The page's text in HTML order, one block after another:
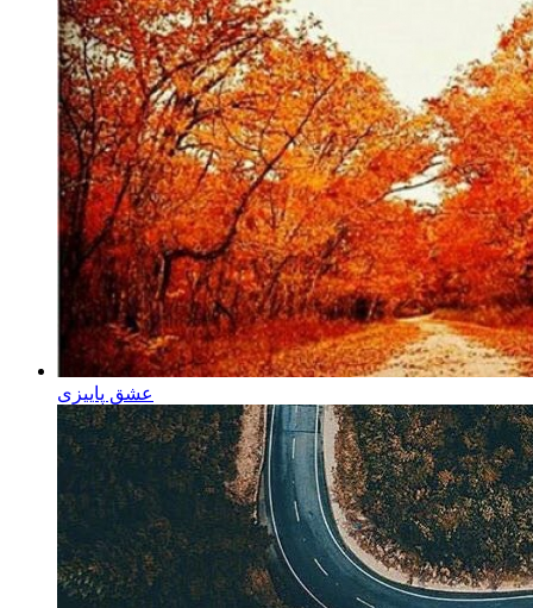
عشق پاییزی